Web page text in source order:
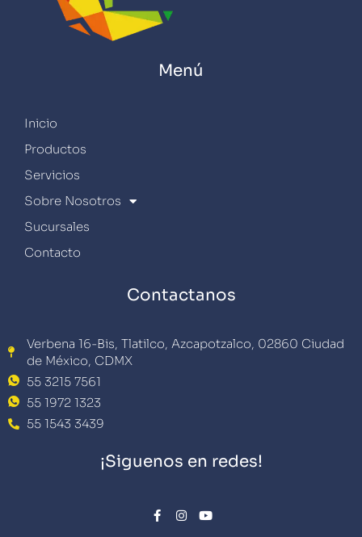
Menú
Inicio
Productos
Servicios
Sobre Nosotros
Sucursales
Contacto
Contactanos
Verbena 16-Bis, Tlatilco, Azcapotzalco, 02860 Ciudad
de México, CDMX
55 3215 7561
55 1972 1323
55 1543 3439
¡Siguenos en redes!
F
a
I
n
Y
o